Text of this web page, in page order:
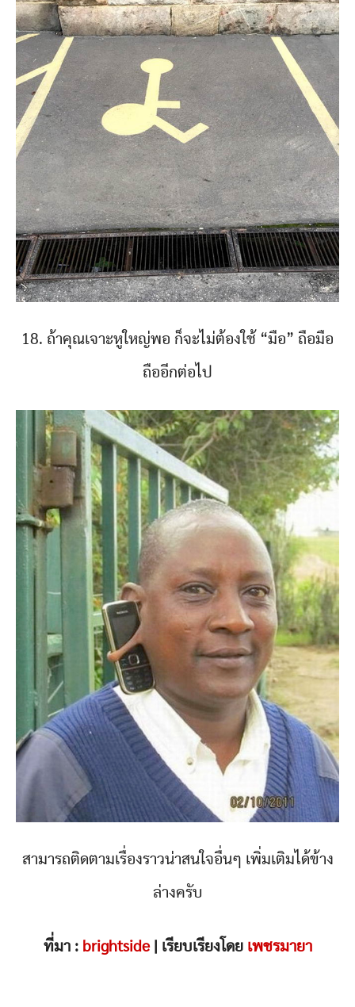
18. ถ้าคุณเจาะหูใหญ่พอ ก็จะไม่ต้องใช้ “มือ” ถือมือ
ถืออีกต่อไป
สามารถติดตามเรื่องราวน่าสนใจอื่นๆ เพิ่มเติมได้ข้าง
ล่างครับ
ที่มา : brightside| เรียบเรียงโดย เพชรมายา